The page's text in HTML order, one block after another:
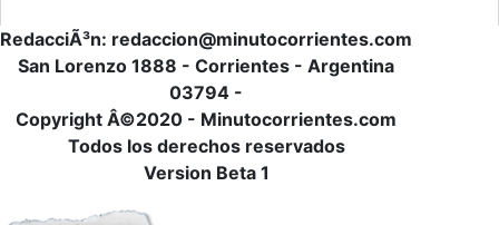
RedacciÃ³n: redaccion@minutocorrientes.com
San Lorenzo 1888 - Corrientes - Argentina
03794 -
Copyright Â©2020 - Minutocorrientes.com
Todos los derechos reservados
Version Beta 1